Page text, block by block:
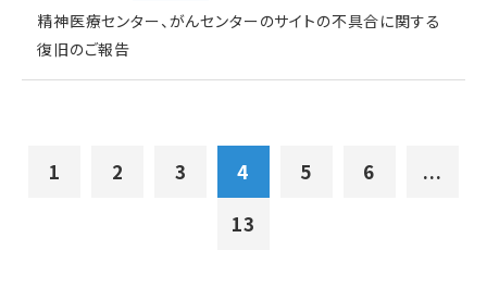
精神医療センター、がんセンターのサイトの不具合に関する
復旧のご報告
1 2 3 4 5 6
...
13